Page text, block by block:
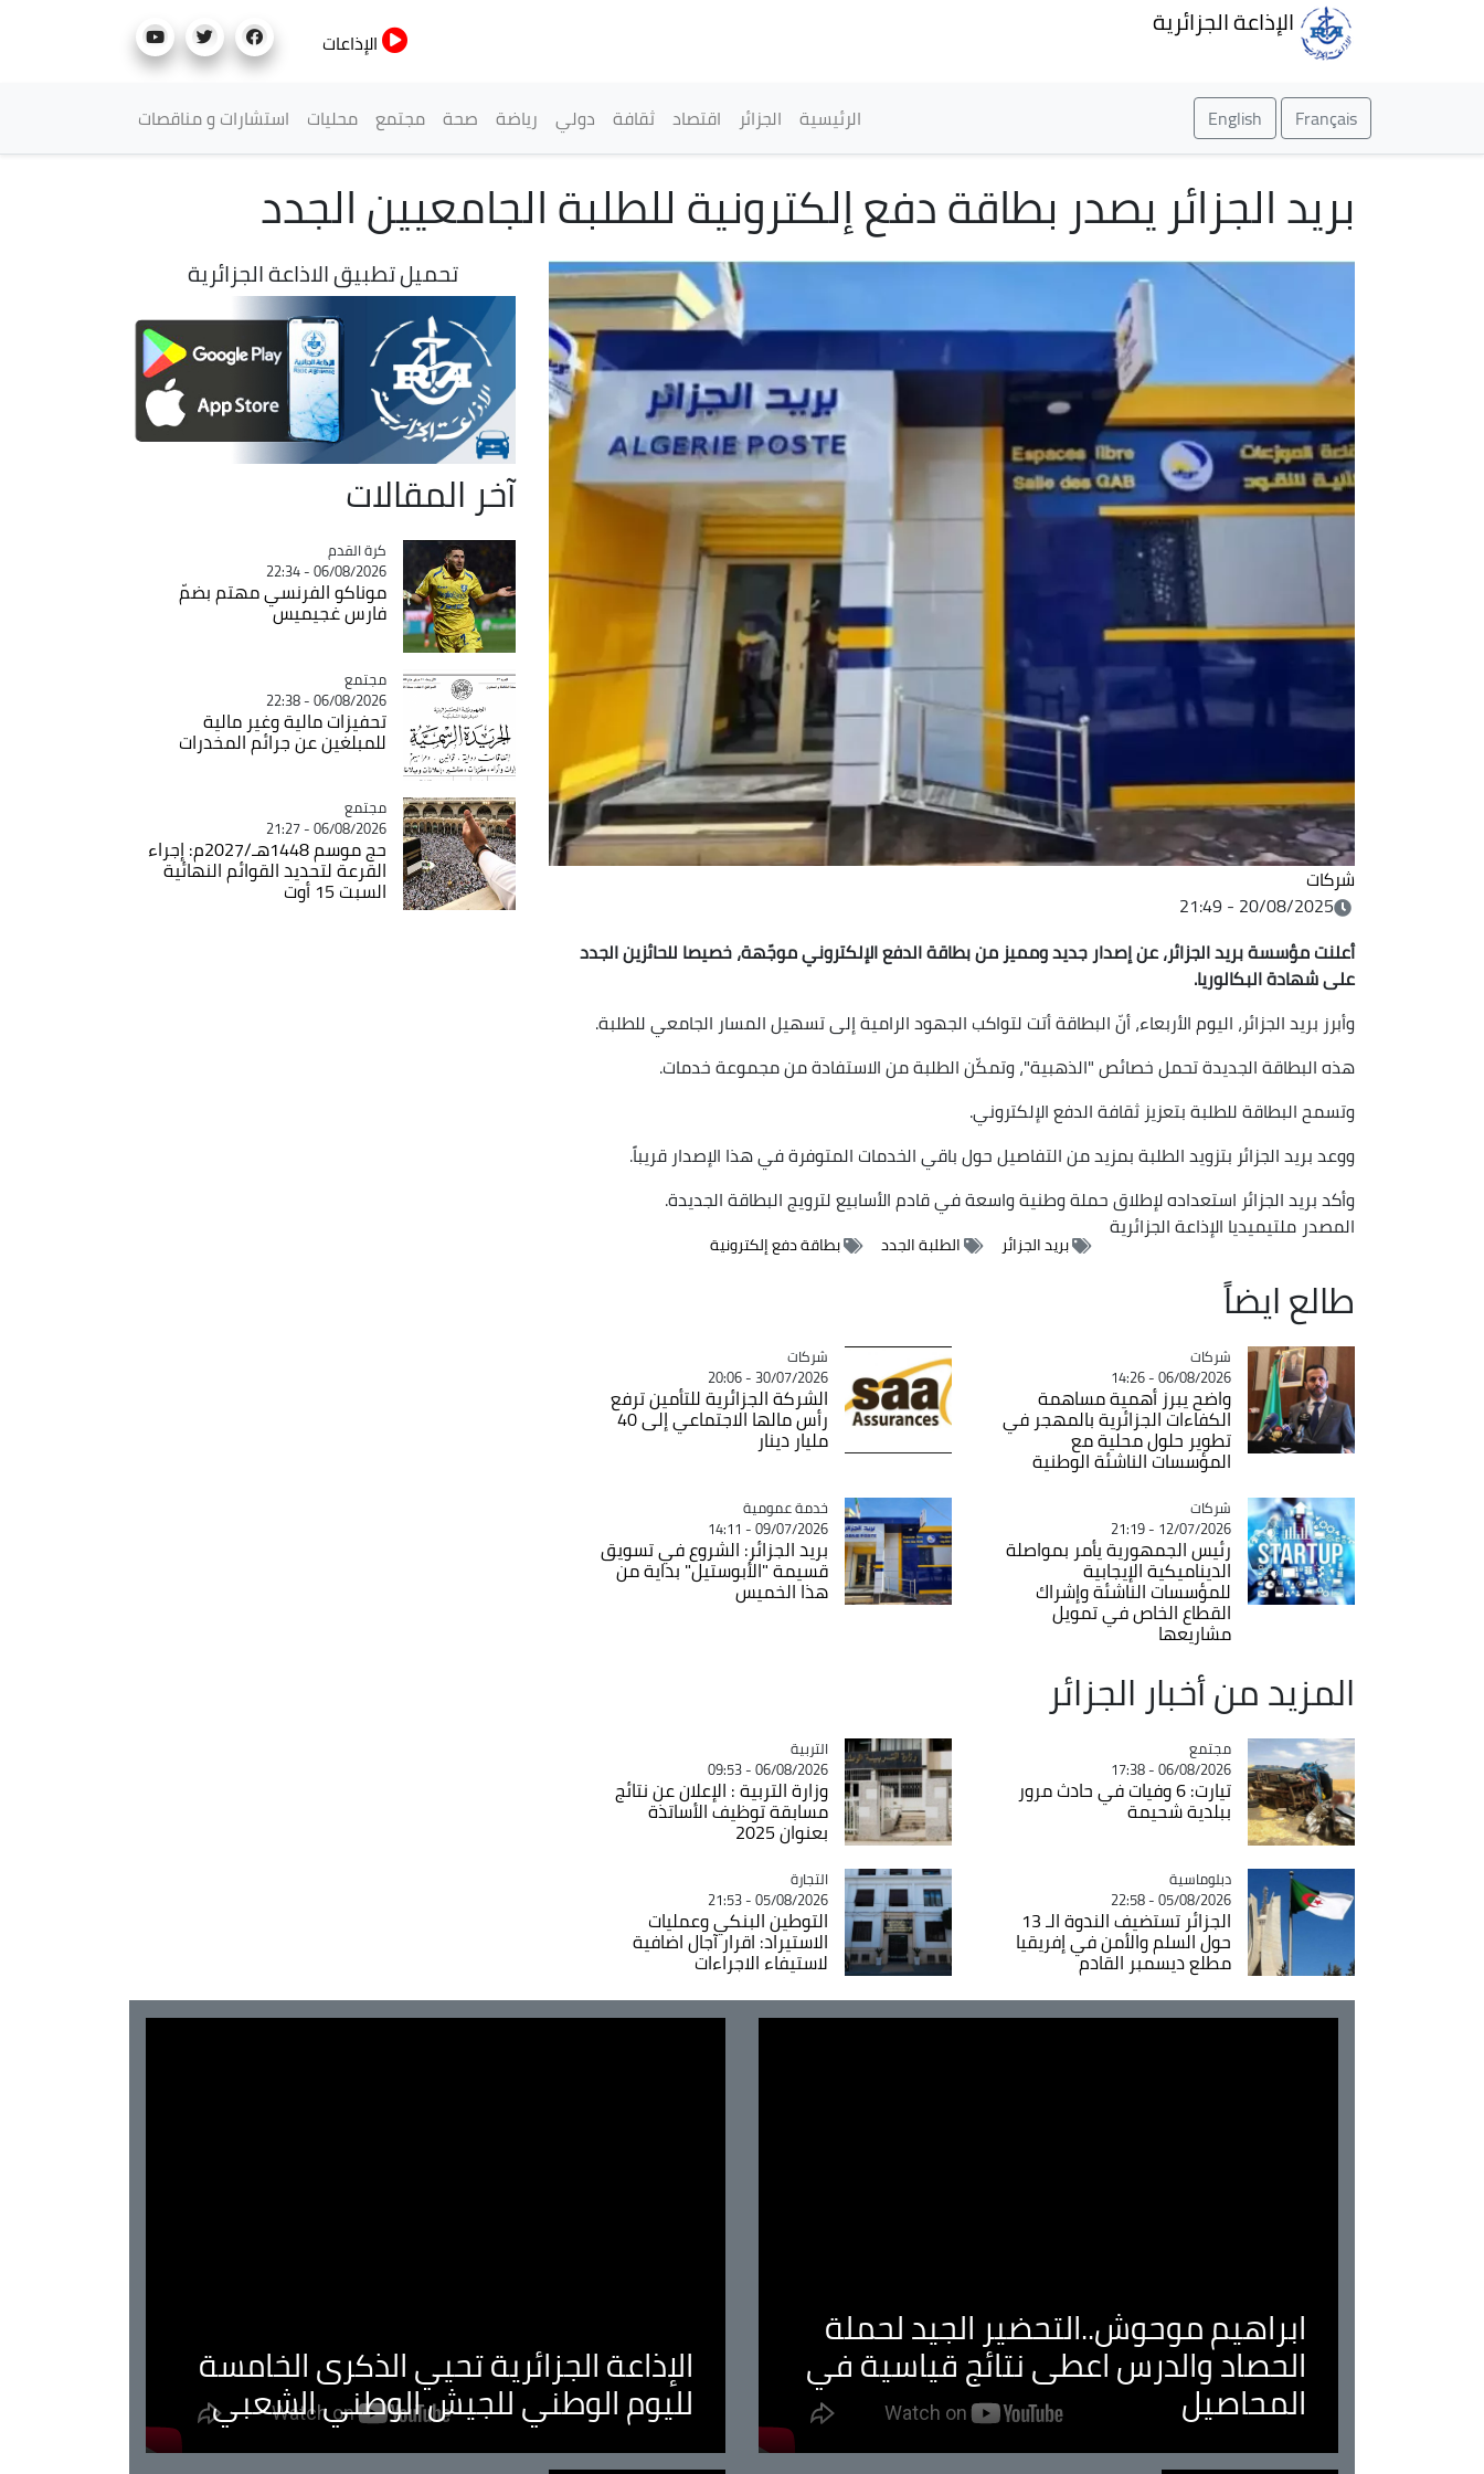
الإذاعة الجزائرية
الإذاعات
Français
English القائمة الرئيسية
الرئيسية الجزائر اقتصاد ثقافة دولي رياضة صحة مجتمع محليات استشارات و مناقصات
بريد الجزائر يصدر بطاقة دفع إلكترونية للطلبة الجامعيين الجدد
شركات
20/08/2025 - 21:49
أعلنت مؤسسة بريد الجزائر،عن إصدار جديد ومميز من بطاقة الدفع الإلكتروني موجّهة، خصيصا للحائزين الجدد
على شهادة البكالوريا.
وأبرز بريد الجزائر، اليوم الأربعاء، أنّ البطاقة أتت لتواكب الجهود الرامية إلى تسهيل المسار الجامعي للطلبة.
هذه البطاقة الجديدة تحمل خصائص "الذهبية"، وتمكّن الطلبة من الاستفادة من مجموعة خدمات.
وتسمح البطاقة للطلبة بتعزيز ثقافة الدفع الإلكتروني.
ووعد بريد الجزائر بتزويد الطلبة بمزيد من التفاصيل حول باقي الخدمات المتوفرة في هذا الإصدار قريباً.
وأكد بريد الجزائر استعداده لإطلاق حملة وطنية واسعة في قادم الأسابيع لترويج البطاقة الجديدة.
المصدر ملتيميديا الإذاعة الجزائرية
بريد الجزائر الطلبة الجدد بطاقة دفع إلكترونية
طالع ايضاً
Catégorie
شركات
06/08/2026 - 14:26
واضح يبرز أهمية مساهمة
الكفاءات الجزائرية بالمهجر في
تطوير حلول محلية مع
المؤسسات الناشئة الوطنية
Catégorie
شركات
30/07/2026 - 20:06
الشركة الجزائرية للتأمين ترفع
رأس مالها الاجتماعي إلى 40
مليار دينار
Catégorie
شركات
12/07/2026 - 21:19
رئيس الجمهورية يأمر بمواصلة
الديناميكية الإيجابية
للمؤسسات الناشئة وإشراك
القطاع الخاص في تمويل
مشاريعها
Catégorie
خدمة عمومية
09/07/2026 - 14:11
بريد الجزائر: الشروع في تسويق
قسيمة "الأبوستيل" بداية من
هذا الخميس
المزيد من أخبار الجزائر
Catégorie
مجتمع
06/08/2026 - 17:38
تيارت: 6 وفيات في حادث مرور
ببلدية شحيمة
Catégorie
التربية
06/08/2026 - 09:53
وزارة التربية : الإعلان عن نتائج
مسابقة توظيف الأساتذة
بعنوان 2025
Catégorie
دبلوماسية
05/08/2026 - 22:58
الجزائر تستضيف الندوة الـ 13
حول السلم والأمن في إفريقيا
مطلع ديسمبر القادم
Catégorie
التجارة
05/08/2026 - 21:53
التوطين البنكي وعمليات
الاستيراد: اقرار آجال اضافية
لاستيفاء الاجراءات
تحميل تطبيق الاذاعة الجزائرية
آخر المقالات
Catégorie
كرة القدم
06/08/2026 - 22:34
موناكو الفرنسي مهتم بضمّ
فارس غجيميس
Catégorie
مجتمع
06/08/2026 - 22:38
تحفيزات مالية وغير مالية
للمبلغين عن جرائم المخدرات
Catégorie
مجتمع
06/08/2026 - 21:27
حج موسم 1448هـ/2027م: إجراء
القرعة لتحديد القوائم النهائية
السبت 15 أوت
ابراهيم موحوش..التحضير الجيد لحملة
الحصاد والدرس اعطى نتائج قياسية في
المحاصيل
الإذاعة الجزائرية تحيي الذكرى الخامسة
لليوم الوطني للجيش الوطني الشعبي